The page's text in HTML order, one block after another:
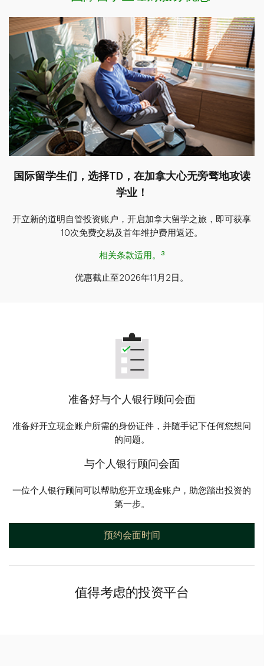
国际留学生们，选择TD，在加拿大心无旁骛地攻读
学业！
开立新的道明自管投资账户，开启加拿大留学之旅，即可获享
10次免费交易及首年维护费用返还。
相关条款适用。 3
优惠截止至2026年11月2日。
准备好与个人银行顾问会面
准备好开立现金账户所需的身份证件，并随手记下任何您想问
的问题。
与个人银行顾问会面
一位个人银行顾问可以帮助您开立现金账户，助您踏出投资的
第一步。
预约会面时间
值得考虑的投资平台